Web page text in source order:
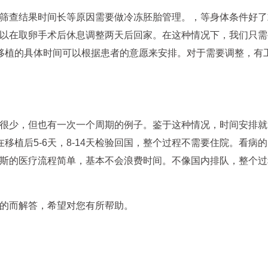
查结果时间长等原因需要做冷冻胚胎管理。，等身体条件好
在取卵手术后休息调整两天后回家。在这种情况下，我们只
的具体时间可以根据患者的意愿来安排。对于需要调整，有
少，但也有一次一个周期的例子。鉴于这种情况，时间安排
植后5-6天，8-14天检验回国，整个过程不需要住院。看病
的医疗流程简单，基本不会浪费时间。不像国内排队，整个
而解答，希望对您有所帮助。